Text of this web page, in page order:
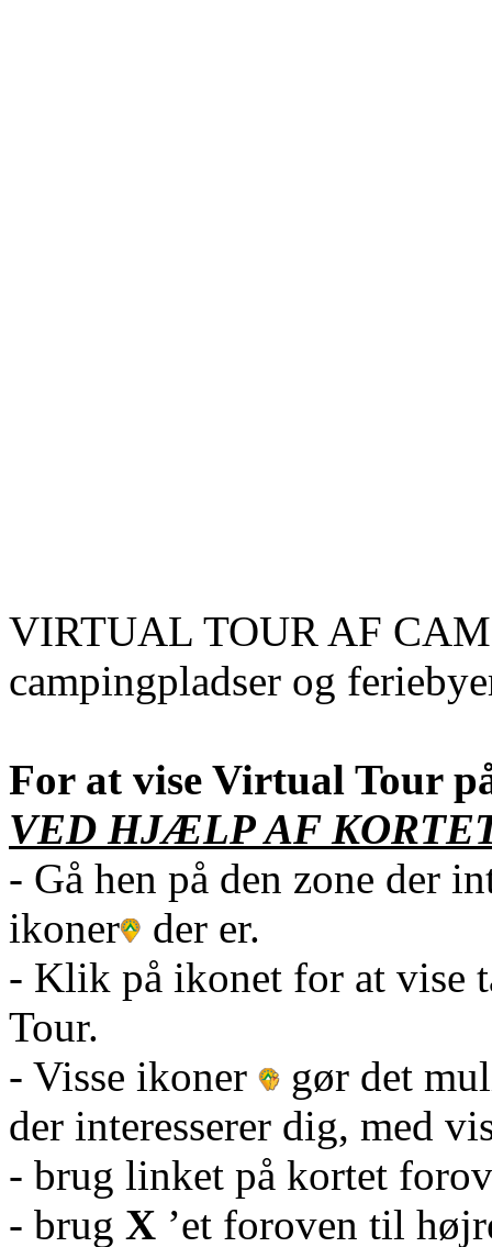
VIRTUAL TOUR AF
campingpladser og
For at vise Virtual Tour
VED HJÆLP AF
- Gå hen på den zone der
ikoner
der er.
- Klik på ikonet for at vise
Tour.
- Visse ikoner
gør det
der interesserer dig, med
- brug linket på kortet
- brug X ’et foroven til